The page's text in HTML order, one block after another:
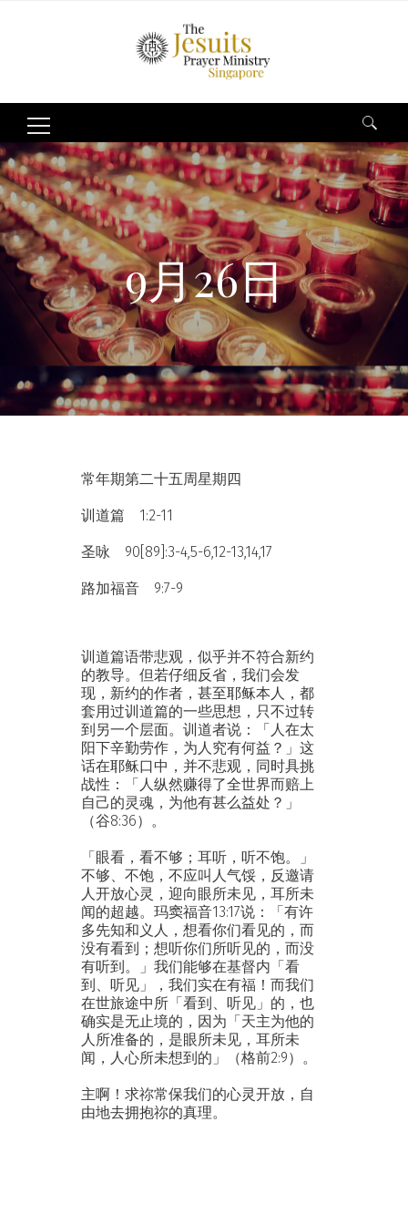
Search
for:
9月26日
常年期第二十五周星期四
训道篇 1:2-11
圣咏 90[89]:3-4,5-6,12-13,14,17
路加福音 9:7-9
训道篇语带悲观，似乎并不符合新约
的教导。但若仔细反省，我们会发
现，新约的作者，甚至耶稣本人，都
套用过训道篇的一些思想，只不过转
到另一个层面。训道者说：「人在太
阳下辛勤劳作，为人究有何益？」这
话在耶稣口中，并不悲观，同时具挑
战性：「人纵然赚得了全世界而赔上
自己的灵魂，为他有甚么益处？」
（谷8:36）。
「眼看，看不够；耳听，听不饱。」
不够、不饱，不应叫人气馁，反邀请
人开放心灵，迎向眼所未见，耳所未
闻的超越。玛窦福音13:17说：「有许
多先知和义人，想看你们看见的，而
没有看到；想听你们所听见的，而没
有听到。」我们能够在基督内「看
到、听见」，我们实在有福！而我们
在世旅途中所「看到、听见」的，也
确实是无止境的，因为「天主为他的
人所准备的，是眼所未见，耳所未
闻，人心所未想到的」（格前2:9）。
主啊！求祢常保我们的心灵开放，自
由地去拥抱祢的真理。